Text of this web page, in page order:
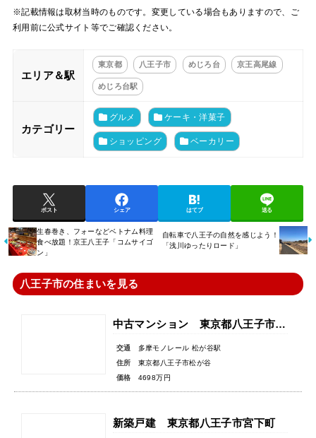
※記載情報は取材当時のものです。変更している場合もありますので、ご
利用前に公式サイト等でご確認ください。
エリア＆駅
東京都 八王子市 めじろ台 京王高尾線
めじろ台駅
カテゴリー
グルメ ケーキ・洋菓子
ショッピング ベーカリー
ポスト シェア はてブ 送る
生春巻き、フォーなどベトナム料理
食べ放題！京王八王子「コムサイゴ
ン」
自転車で八王子の自然を感じよう！
「浅川ゆったりロード」
八王子市の住まいを見る
中古マンション 東京都八王子市松が谷
交通
多摩モノレール 松が谷駅
住所
東京都八王子市松が谷
価格
4698万円
新築戸建 東京都八王子市宮下町